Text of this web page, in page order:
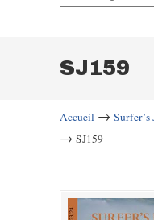
SJ159
Accueil →
→ SJ159